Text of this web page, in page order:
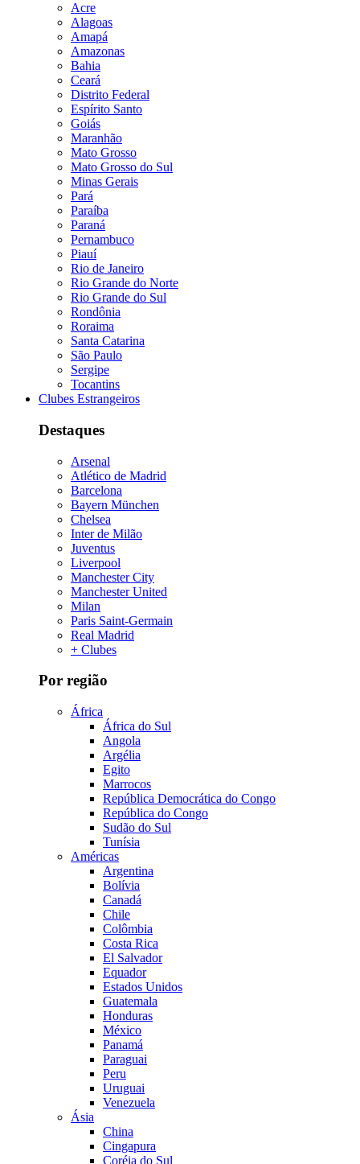
Acre
Alagoas
Amapá
Amazonas
Bahia
Ceará
Distrito Federal
Espírito Santo
Goiás
Maranhão
Mato Grosso
Mato Grosso do Sul
Minas Gerais
Pará
Paraíba
Paraná
Pernambuco
Piauí
Rio de Janeiro
Rio Grande do Norte
Rio Grande do Sul
Rondônia
Roraima
Santa Catarina
São Paulo
Sergipe
Tocantins
Clubes Estrangeiros
Destaques
Arsenal
Atlético de Madrid
Barcelona
Bayern München
Chelsea
Inter de Milão
Juventus
Liverpool
Manchester City
Manchester United
Milan
Paris Saint-Germain
Real Madrid
+ Clubes
Por região
África
África do Sul
Angola
Argélia
Egito
Marrocos
República Democrática do Congo
República do Congo
Sudão do Sul
Tunísia
Américas
Argentina
Bolívia
Canadá
Chile
Colômbia
Costa Rica
El Salvador
Equador
Estados Unidos
Guatemala
Honduras
México
Panamá
Paraguai
Peru
Uruguai
Venezuela
Ásia
China
Cingapura
Coréia do Sul